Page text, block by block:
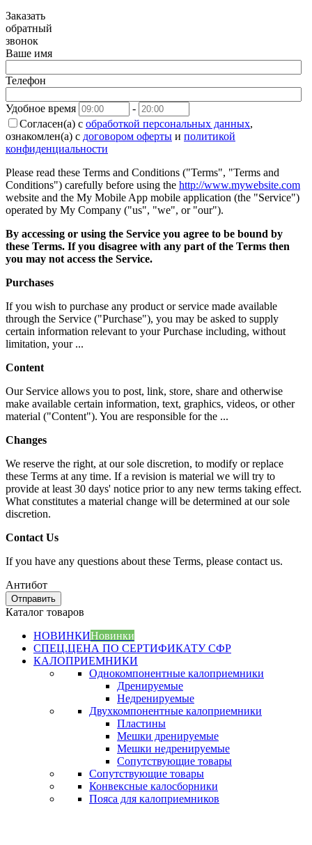
Заказать
обратный
звонок
Ваше имя
Телефон
Удобное время
-
Согласен(а) с обработкой персональных данных,
ознакомлен(а) с договором оферты и политикой
конфиденциальности
Please read these Terms and Conditions ("Terms", "Terms and
Conditions") carefully before using the http://www.mywebsite.com
website and the My Mobile App mobile application (the "Service")
operated by My Company ("us", "we", or "our").
By accessing or using the Service you agree to be bound by
these Terms. If you disagree with any part of the Terms then
you may not access the Service.
Purchases
If you wish to purchase any product or service made available
through the Service ("Purchase"), you may be asked to supply
certain information relevant to your Purchase including, without
limitation, your ...
Content
Our Service allows you to post, link, store, share and otherwise
make available certain information, text, graphics, videos, or other
material ("Content"). You are responsible for the ...
Changes
We reserve the right, at our sole discretion, to modify or replace
these Terms at any time. If a revision is material we will try to
provide at least 30 days' notice prior to any new terms taking effect.
What constitutes a material change will be determined at our sole
discretion.
Contact Us
If you have any questions about these Terms, please contact us.
Антибот
Отправить
Каталог товаров
НОВИНКИНовинки
СПЕЦ.ЦЕНА ПО СЕРТИФИКАТУ СФР
КАЛОПРИЕМНИКИ
Однокомпонентные калоприемники
Дренируемые
Недренируемые
Двухкомпонентные калоприемники
Пластины
Мешки дренируемые
Мешки недренируемые
Сопутствующие товары
Сопутствующие товары
Конвексные калосборники
Пояса для калоприемников